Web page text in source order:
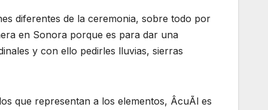
diferentes de la ceremonia, sobre todo por
en Sonora porque es para dar una
y con ello pedirles lluvias, sierras
que representan a los elementos, ÂcuÃl es